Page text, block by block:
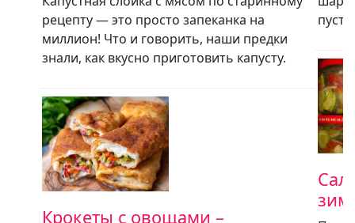
рецепту — это просто запеканка на
миллион! Что и говорить, наши предки
знали, как вкусно приготовить капусту.
Крокеты с овощами –